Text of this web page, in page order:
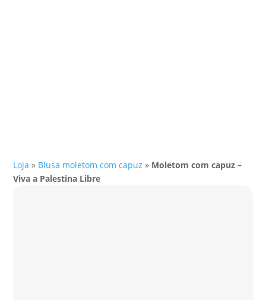
Loja » Blusa moletom com capuz » Moletom com capuz –
Viva a Palestina Libre